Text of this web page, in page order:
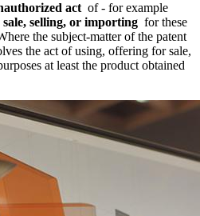
act of - for example
selling, or importing for these
the subject-matter of the patent
the act of using, offering for sale,
at least the product obtained